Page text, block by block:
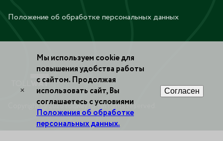
Положение об обработке персональных данных
Copyright @ 2026 tollway.ru. All rights reserved.
×
Мы используем cookie для
повышения удобства работы
с сайтом. Продолжая
использовать сайт, Вы
соглашаетесь с условиями
Положения об обработке
персональных данных.
Согласен